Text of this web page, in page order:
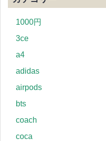
1000円
3ce
a4
adidas
airpods
bts
coach
coca